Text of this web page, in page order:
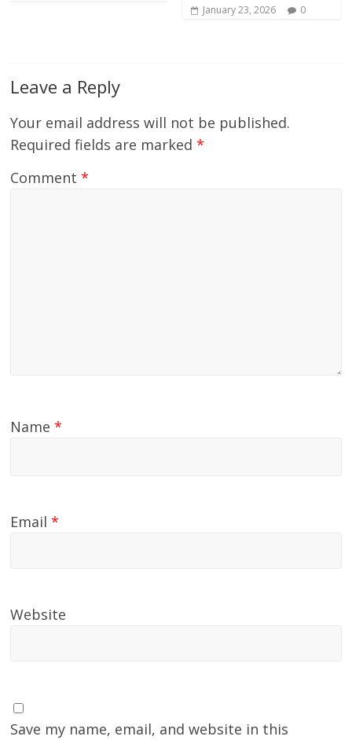
January 23, 2026 0
Leave a Reply
Your email address will not be published.
Required fields are marked*
Comment*
Name*
Email*
Website
Save my name, email, and website in this